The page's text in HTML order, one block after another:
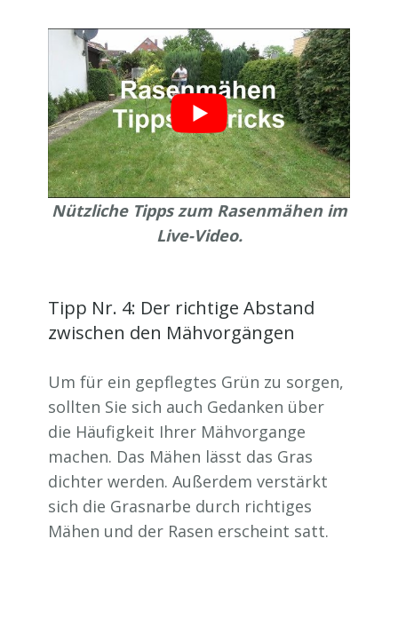
Nützliche Tipps zum Rasenmähen im
Live-Video.
Tipp Nr. 4: Der richtige Abstand
zwischen den Mähvorgängen
Um für ein gepflegtes Grün zu sorgen,
sollten Sie sich auch Gedanken über
die Häufigkeit Ihrer Mähvorgange
machen. Das Mähen lässt das Gras
dichter werden. Außerdem verstärkt
sich die Grasnarbe durch richtiges
Mähen und der Rasen erscheint satt.